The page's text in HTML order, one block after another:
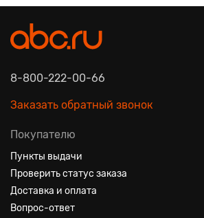
8-800-222-00-66
Заказать обратный звонок
Покупателю
Пункты выдачи
Проверить статус заказа
Доставка и оплата
Вопрос-ответ